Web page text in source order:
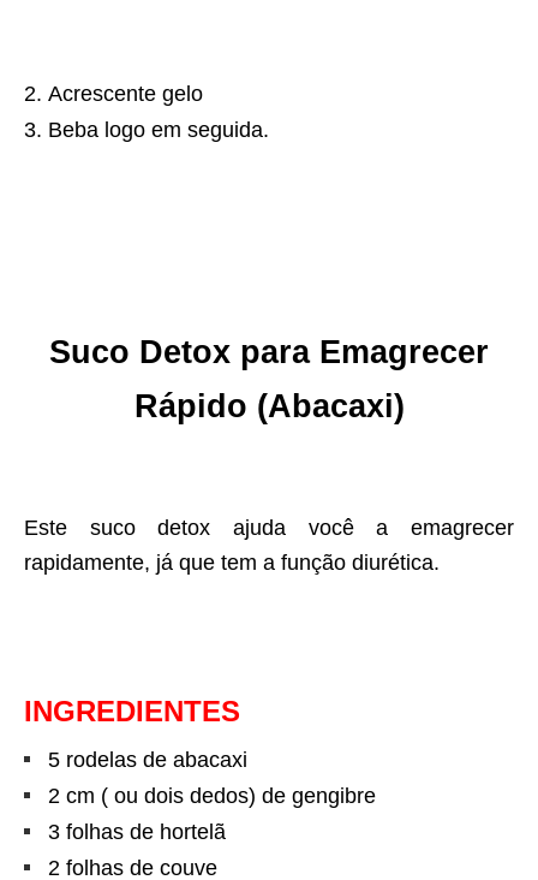
Acrescente gelo
Beba logo em seguida.
Suco Detox para Emagrecer
Rápido (Abacaxi)
Este suco detox ajuda você a emagrecer
rapidamente, já que tem a função diurética.
INGREDIENTES
5 rodelas de abacaxi
2 cm ( ou dois dedos) de gengibre
3 folhas de hortelã
2 folhas de couve